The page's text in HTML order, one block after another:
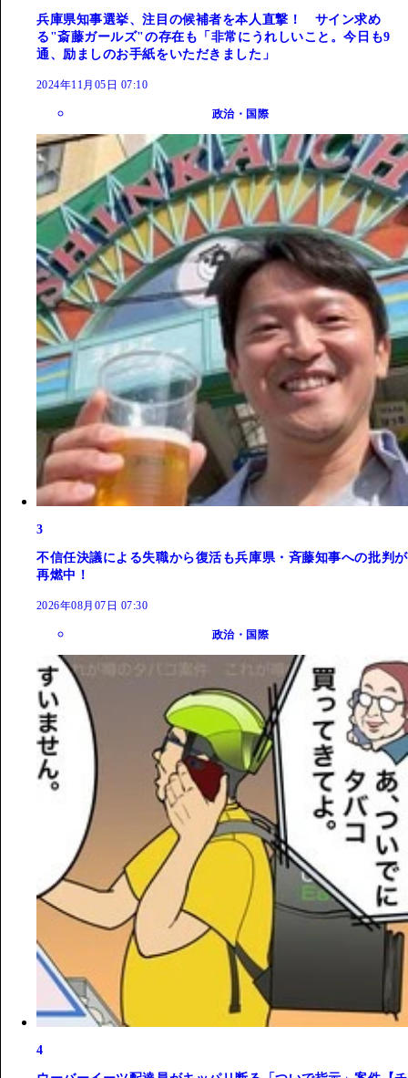
兵庫県知事選挙、注目の候補者を本人直撃！ サイン求め
る"斎藤ガールズ"の存在も「非常にうれしいこと。今日も9
通、励ましのお手紙をいただきました」
2024年11月05日 07:10
政治・国際
3
不信任決議による失職から復活も兵庫県・斉藤知事への批判が
再燃中！
2026年08月07日 07:30
政治・国際
4